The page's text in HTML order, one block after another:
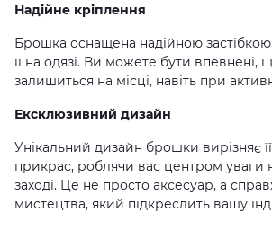
Надійне кріплення
Брошка оснащена надійною
її на одязі. Ви можете бути впевнені,
залишиться на місці, навіть при
Ексклюзивний дизайн
Унікальний дизайн брошки вирізняє
прикрас, роблячи вас центром уваги
заході. Це не просто аксесуар, а
мистецтва, який підкреслить вашу